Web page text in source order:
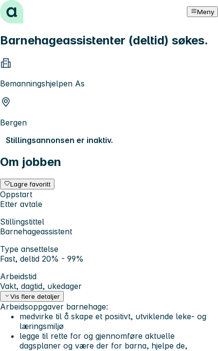
Hopp til innhold Meny
Barnehageassistenter (deltid) søkes.
Bemanningshjelpen As
Bergen
Stillingsannonsen er inaktiv.
Om jobben
Lagre favoritt
Oppstart
Etter avtale
Stillingstittel
Barnehageassistent
Type ansettelse
Fast, deltid 20% - 99%
Arbeidstid
Vakt, dagtid, ukedager
Vis flere detaljer
Arbeidsoppgaver barnehage:
medvirke til å skape et positivt, utviklende leke- og
læringsmiljø
legge til rette for og gjennomføre aktuelle
dagsplaner og være der for barna, hjelpe de,